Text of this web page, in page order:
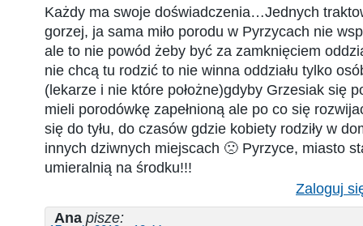
Każdy ma swoje doświadczenia…Jednych
gorzej, ja sama miło porodu w Pyrzycach nie
ale to nie powód żeby być za zamknięciem
nie chcą tu rodzić to nie winna oddziału tylko
(lekarze i nie które położne)gdyby Grzesiak się
mieli porodówkę zapełnioną ale po co się
się do tyłu, do czasów gdzie kobiety rodziły w
innych dziwnych miejscach 🙁 Pyrzyce, miasto
umieralnią na środku!!!
Zaloguj
Ana pisze: